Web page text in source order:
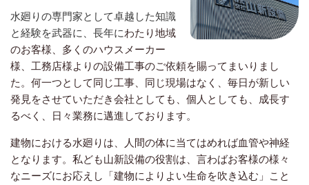
水廻りの専門家として卓越した知識
と経験を武器に、長年にわたり地域
のお客様、多くのハウスメーカー
様、工務店様よりの設備工事のご依頼を賜ってまいりまし
た。何一つとして同じ工事、同じ現場はなく、毎日が新しい
発見をさせていただき会社としても、個人としても、成長す
るべく、日々業務に邁進しております。
建物における水廻りは、人間の体に当てはめれば血管や神経
となります。私ども山新設備の役割は、言わばお客様の様々
なニーズにお応えし「建物によりよい生命を吹き込む」こと